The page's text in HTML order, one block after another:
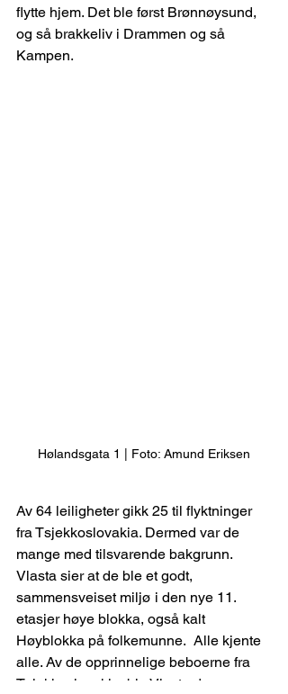
flytte hjem. Det ble først Brønnøysund,
og så brakkeliv i Drammen og så
Kampen.
Hølandsgata 1 | Foto: Amund Eriksen
Av 64 leiligheter gikk 25 til flyktninger
fra Tsjekkoslovakia. Dermed var de
mange med tilsvarende bakgrunn.
Vlasta sier at de ble et godt,
sammensveiset miljø i den nye 11.
etasjer høye blokka, også kalt
Høyblokka på folkemunne.  Alle kjente
alle. Av de opprinnelige beboerne fra
Tsjekkoslovakia, ble Vlasta den